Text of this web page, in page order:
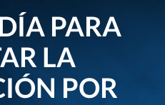
PARA
LA
POR